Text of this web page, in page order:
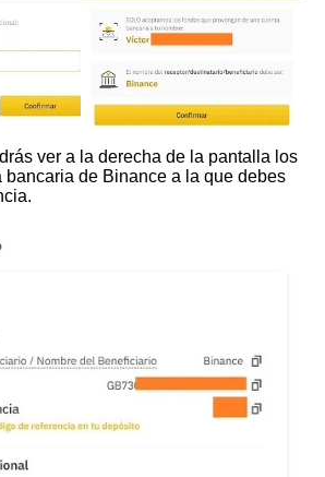
ver a la derecha de la pantalla los
bancaria de Binance a la que debes